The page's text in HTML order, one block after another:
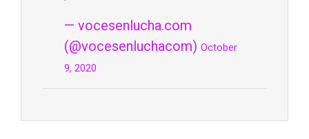
— vocesenlucha.com
(@vocesenluchacom) October
9, 2020